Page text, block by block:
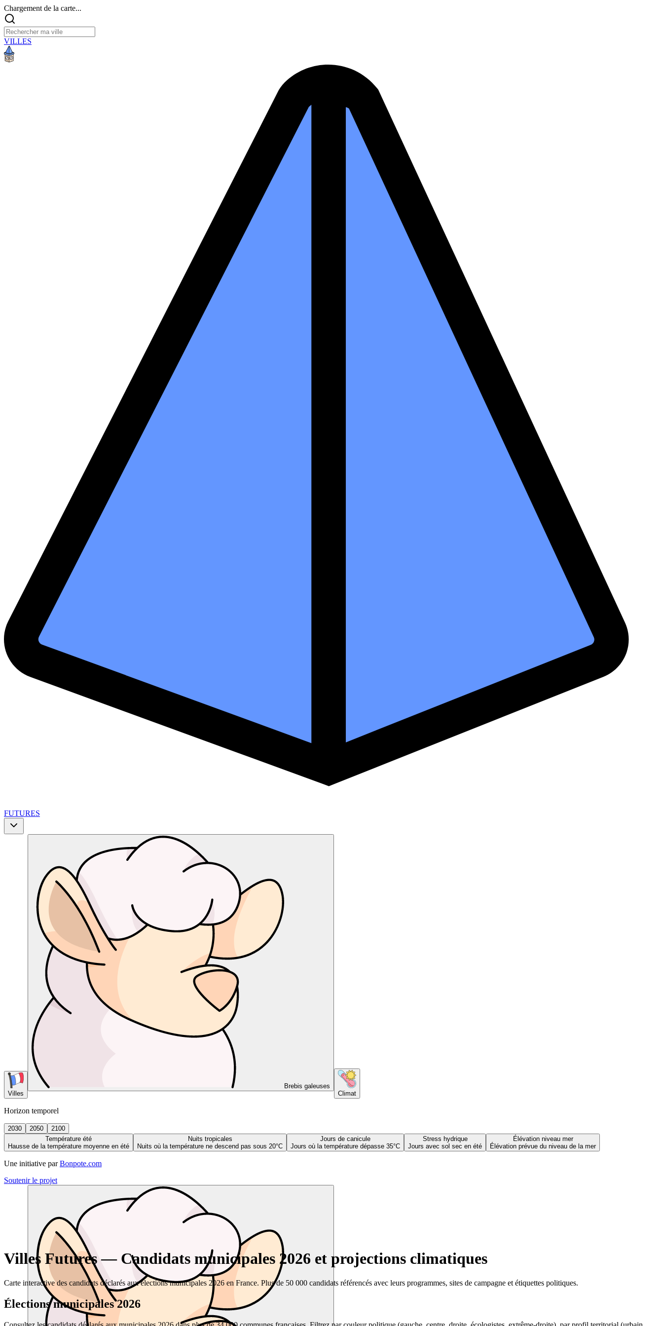
Chargement de la carte...
VILLES
FUTURES
Villes
Brebis galeuses
Climat
Horizon temporel
2030 2050
2100
Température été
Hausse de la température moyenne en été
Nuits tropicales
Nuits où la température ne descend pas sous 20°C
Jours de canicule
Jours où la température dépasse 35°C
Stress hydrique
Jours avec sol sec en été
Élévation niveau mer
Élévation prévue du niveau de la mer
Une initiative par Bonpote.com
Soutenir le projet
Villes Futures — Candidats municipales 2026 et projections climatiques
Carte interactive des candidats déclarés aux élections municipales 2026 en France. Plus de 50 000 candidats référencés avec leurs programmes, sites de campagne et étiquettes politiques.
Élections municipales 2026